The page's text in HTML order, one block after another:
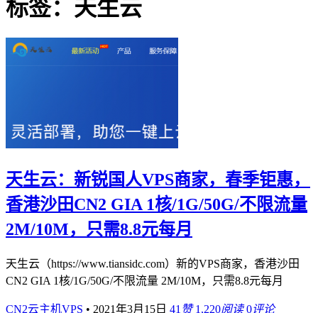
标签：天生云
天生云：新锐国人VPS商家，春季钜惠，
香港沙田CN2 GIA 1核/1G/50G/不限流量
2M/10M，只需8.8元每月
天生云（https://www.tiansidc.com）新的VPS商家，香港沙田
CN2 GIA 1核/1G/50G/不限流量 2M/10M，只需8.8元每月
CN2云主机VPS • 2021年3月15日 41 赞 1,220阅读 0评论